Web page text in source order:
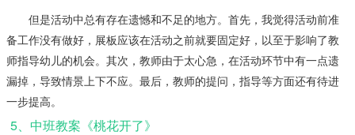
但是活动中总有存在遗憾和不足的地方。首先，我觉得活动前准
备工作没有做好，展板应该在活动之前就要固定好，以至于影响了教
师指导幼儿的机会。其次，教师由于太心急，在活动环节中有一点遗
漏掉，导致情景上下不应。最后，教师的提问，指导等方面还有待进
一步提高。
5、中班教案《桃花开了》